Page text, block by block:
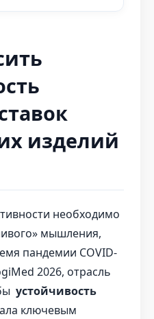
изделий
необходимо
мышления,
пандемии COVID-
2026, отрасль
устойчивость
ключевым